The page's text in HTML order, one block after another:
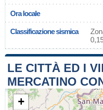
Ora locale
Classificazione sismica
LE CITTÀ ED I
MERCATINO
+